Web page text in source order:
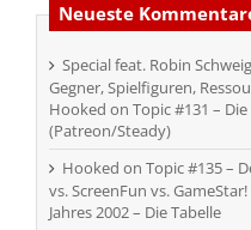
Neueste
Special feat. Robin
Gegner, Spielfiguren,
Hooked on Topic #131 –
(Patreon/Steady)
Hooked on Topic #135 –
vs. ScreenFun vs.
Jahres 2002 – Die Tabelle